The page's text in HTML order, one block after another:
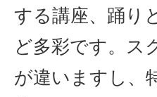
する講座、踊り
ど多彩です。ス
が違いますし、